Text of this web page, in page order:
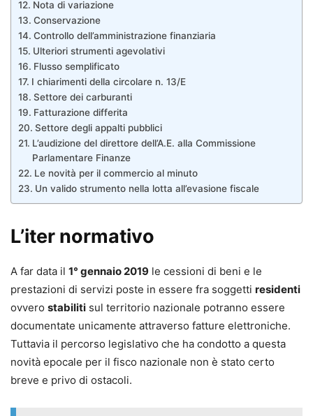
Nota di variazione
Conservazione
Controllo dell’amministrazione finanziaria
Ulteriori strumenti agevolativi
Flusso semplificato
I chiarimenti della circolare n. 13/E
Settore dei carburanti
Fatturazione differita
Settore degli appalti pubblici
L’audizione del direttore dell’A.E. alla Commissione
Parlamentare Finanze
Le novità per il commercio al minuto
Un valido strumento nella lotta all’evasione fiscale
L’iter normativo
A far data il 1° gennaio 2019 le cessioni di beni e le
prestazioni di servizi poste in essere fra soggetti residenti
ovvero stabiliti sul territorio nazionale potranno essere
documentate unicamente attraverso fatture elettroniche.
Tuttavia il percorso legislativo che ha condotto a questa
novità epocale per il fisco nazionale non è stato certo
breve e privo di ostacoli.